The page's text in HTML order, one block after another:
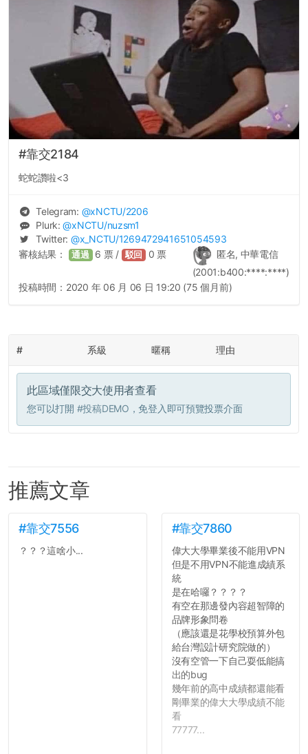
#靠交2184
蛇蛇讚啦<3
Telegram: @xNCTU/2206
Plurk:@xNCTU/nuzsm1
Twitter: @x_NCTU/1269472941651054593
匿名, 中華電信
(2001:b400:****:****)
審核結果： 通過 6 票 / 駁回 0 票
投稿時間： 2020 年 06 月 06 日 19:20 (75 個月前)
# 系級 暱稱 理由
此區域僅限交大使用者查看
您可以打開 #投稿DEMO ，免登入即可預覽投票介面
推薦文章
#靠交7556
？？？這啥小...
#靠交7860
偉大大學畢業後不能用VPN
但是不用VPN不能進成績系
統
是在哈囉？？？？
有空在那邊發內容超智障的
品牌形象問卷
（應該還是花學校預算外包
給台灣設計研究院做的）
沒有空管一下自己耍低能搞
出的bug
幾年前的高中成績都還能看
剛畢業的偉大大學成績不能
看
77777...